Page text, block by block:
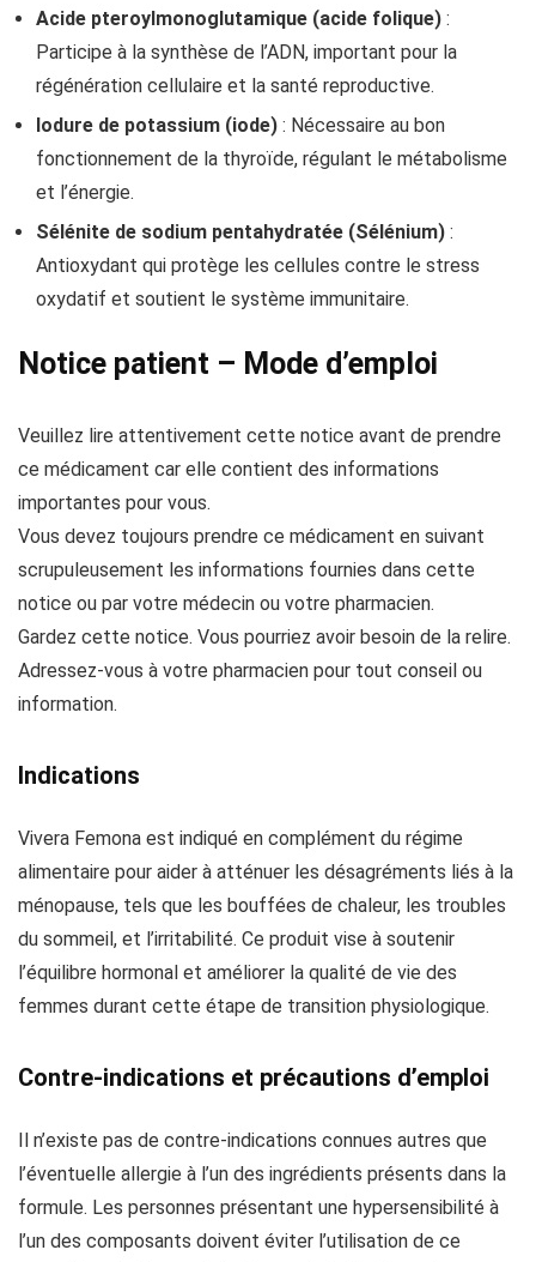
Acide pteroylmonoglutamique (acide folique) :
Participe à la synthèse de l’ADN, important pour la
régénération cellulaire et la santé reproductive.
Iodure de potassium (iode) : Nécessaire au bon
fonctionnement de la thyroïde, régulant le métabolisme
et l’énergie.
Sélénite de sodium pentahydratée (Sélénium) :
Antioxydant qui protège les cellules contre le stress
oxydatif et soutient le système immunitaire.
Notice patient – Mode d’emploi
Veuillez lire attentivement cette notice avant de prendre
ce médicament car elle contient des informations
importantes pour vous.
Vous devez toujours prendre ce médicament en suivant
scrupuleusement les informations fournies dans cette
notice ou par votre médecin ou votre pharmacien.
Gardez cette notice. Vous pourriez avoir besoin de la relire.
Adressez-vous à votre pharmacien pour tout conseil ou
information.
Indications
Vivera Femona est indiqué en complément du régime
alimentaire pour aider à atténuer les désagréments liés à la
ménopause, tels que les bouffées de chaleur, les troubles
du sommeil, et l’irritabilité. Ce produit vise à soutenir
l’équilibre hormonal et améliorer la qualité de vie des
femmes durant cette étape de transition physiologique.
Contre-indications et précautions d’emploi
Il n’existe pas de contre-indications connues autres que
l’éventuelle allergie à l’un des ingrédients présents dans la
formule. Les personnes présentant une hypersensibilité à
l’un des composants doivent éviter l’utilisation de ce